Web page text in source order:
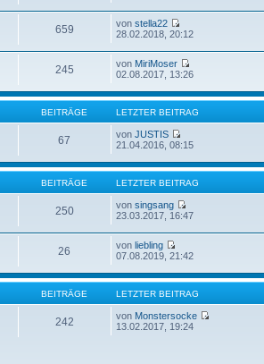
659 vonstella22
28.02.2018, 20:12
245 von MiriMoser
02.08.2017, 13:26
BEITRÄGE LETZTER BEITRAG
67 vonJUSTIS
21.04.2016, 08:15
BEITRÄGE LETZTER BEITRAG
250 vonsingsang
23.03.2017, 16:47
26 vonliebling
07.08.2019, 21:42
BEITRÄGE LETZTER BEITRAG
242 von Monstersocke
13.02.2017, 19:24